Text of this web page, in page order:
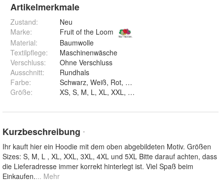
Artikelmerkmale
Zustand:
Neu
Marke:
Fruit of the Loom
Material:
Baumwolle
Textilpflege:
Maschinenwäsche
Verschluss:
Ohne Verschluss
Ausschnitt:
Rundhals
Farbe:
Größe:
Kurzbeschreibung *
Ihr kauft hier ein Hoodie mit dem oben abgebildeten Motiv. Größen
Sizes: S, M, L , XL, XXL, 3XL, 4XL und 5XL Bitte darauf achten, dass
die Lieferadresse immer korrekt hinterlegt ist. Viel Spaß beim
Einkaufen.... Mehr